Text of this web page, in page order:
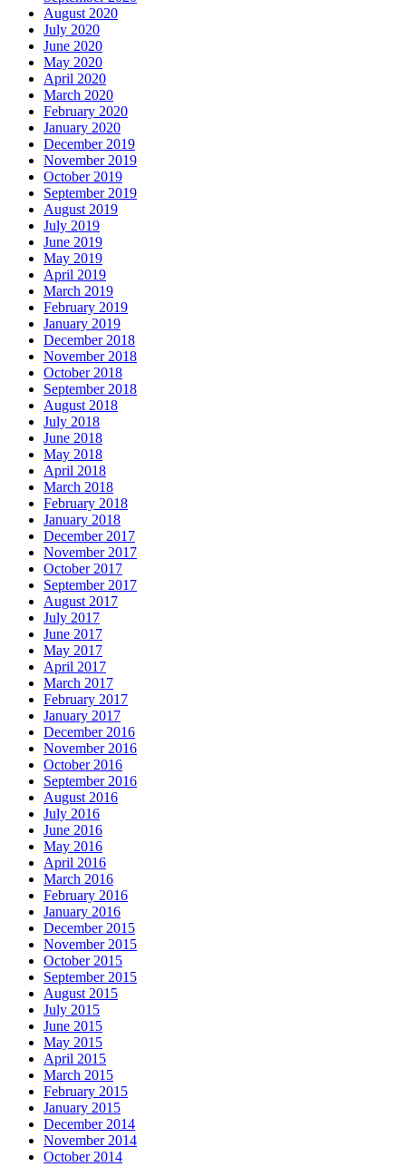
August 2020
July 2020
June 2020
May 2020
April 2020
March 2020
February 2020
January 2020
December 2019
November 2019
October 2019
September 2019
August 2019
July 2019
June 2019
May 2019
April 2019
March 2019
February 2019
January 2019
December 2018
November 2018
October 2018
September 2018
August 2018
July 2018
June 2018
May 2018
April 2018
March 2018
February 2018
January 2018
December 2017
November 2017
October 2017
September 2017
August 2017
July 2017
June 2017
May 2017
April 2017
March 2017
February 2017
January 2017
December 2016
November 2016
October 2016
September 2016
August 2016
July 2016
June 2016
May 2016
April 2016
March 2016
February 2016
January 2016
December 2015
November 2015
October 2015
September 2015
August 2015
July 2015
June 2015
May 2015
April 2015
March 2015
February 2015
January 2015
December 2014
November 2014
October 2014